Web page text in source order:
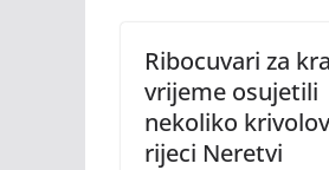
Ribocuvari za
vrijeme osujetili
nekoliko
rijeci Neretvi